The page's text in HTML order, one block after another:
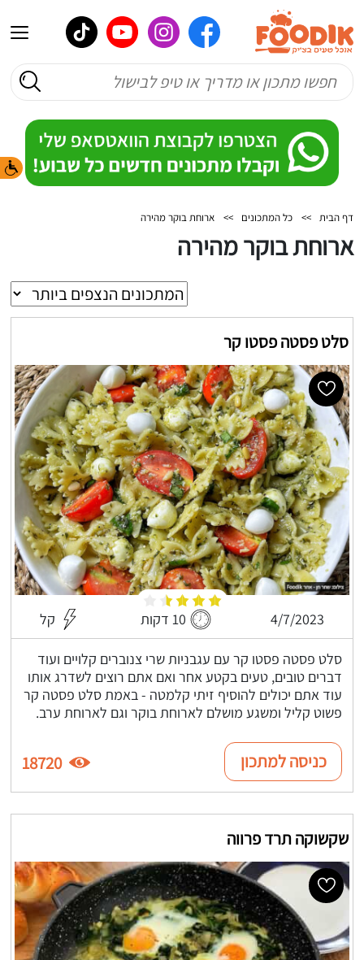
דף הבית >> כל המתכונים >> ארוחת בוקר מהירה
ארוחת בוקר מהירה
סלט פסטה פסטו קר
4/7/2023 10 דקות קל
סלט פסטה פסטו קר עם עגבניות שרי צנוברים קלויים ועוד
דברים טובים, טעים בקטע אחר ואם אתם רוצים לשדרג אותו
עוד אתם יכולים להוסיף זיתי קלמטה - באמת סלט פסטה קר
פשוט קליל ומשגע מושלם לארוחת בוקר וגם לארוחת ערב.
כניסה למתכון 18720
שקשוקה תרד פרווה